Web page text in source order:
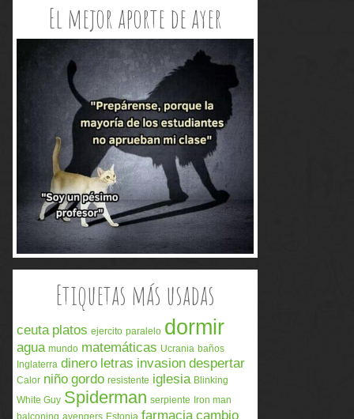
El mejor aporte de ayer
Etiquetas más usadas
ceuta platos ejercito paralelo dormir
agua mundo matemáticas Ucrania baños
Inglaterra dinero letras invasion despertar
Calor niño gordo resistente iglesia Blinking
White Guy Spiderman serpiente Iron man
farmacia cambio